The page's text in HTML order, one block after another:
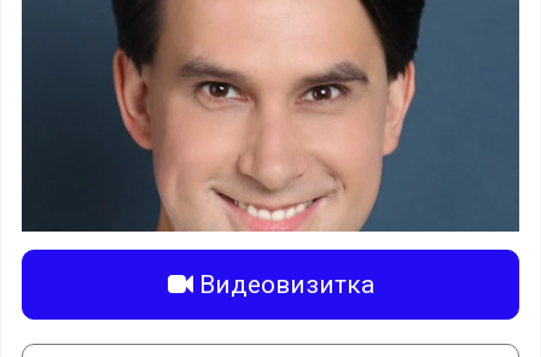
Видеовизитка